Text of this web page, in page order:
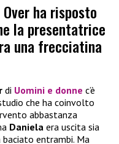
ha risposto
la presentatrice
una frecciatina
di Uomini e donne c’è
che ha coinvolto
abbastanza
Daniela era uscita sia
baciato entrambi. Ma